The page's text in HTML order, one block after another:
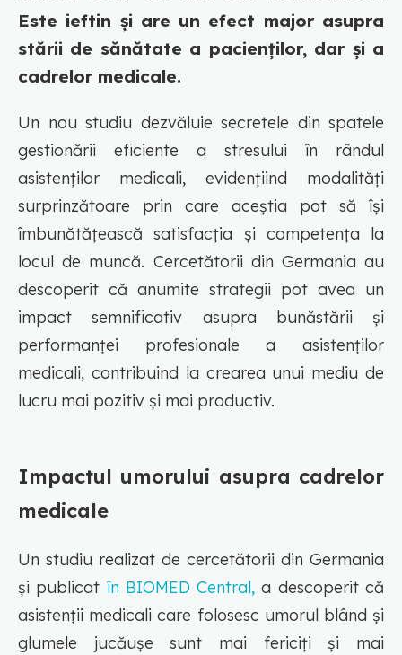
Este ieftin și are un efect major asupra
stării de sănătate a pacienților, dar și a
cadrelor medicale.
Un nou studiu dezvăluie secretele din spatele
gestionării eficiente a stresului în rândul
asistenților medicali, evidențiind modalități
surprinzătoare prin care aceștia pot să își
îmbunătățească satisfacția și competența la
locul de muncă. Cercetătorii din Germania au
descoperit că anumite strategii pot avea un
impact semnificativ asupra bunăstării și
performanței profesionale a asistenților
medicali, contribuind la crearea unui mediu de
lucru mai pozitiv și mai productiv.
Impactul umorului asupra cadrelor
medicale
Un studiu realizat de cercetătorii din Germania
și publicat în BIOMED Central, a descoperit că
asistenții medicali care folosesc umorul blând și
glumele jucăușe sunt mai fericiți și mai